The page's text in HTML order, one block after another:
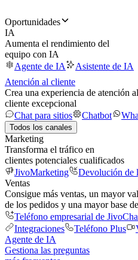
Oportunidades
IA
Aumenta el rendimiento del
equipo con IA
Agente de IA
Asistente de IA
Atención al cliente
Crea una experiencia de atención al
cliente excepcional
Chat para sitios
Chatbot
Todos los canales
Marketing
Transforma el tráfico en
clientes potenciales cualificados
JivoMarketing
Devolución de
Ventas
Consigue más ventas, un mayor
de los pedidos y una mayor base
Teléfono empresarial de
Integraciones
Teléfono Plus
Agente de IA
Gestiona las preguntas